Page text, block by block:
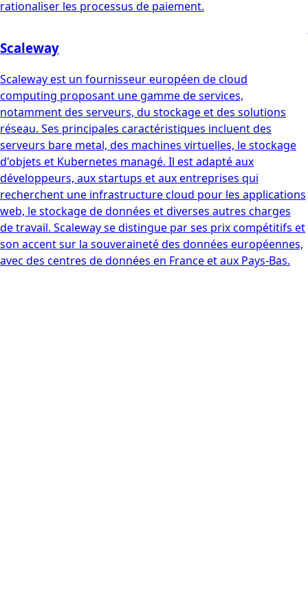
rationaliser les processus de paiement.
Scaleway
Scaleway est un fournisseur européen de cloud
computing proposant une gamme de services,
notamment des serveurs, du stockage et des solutions
réseau. Ses principales caractéristiques incluent des
serveurs bare metal, des machines virtuelles, le stockage
d'objets et Kubernetes managé. Il est adapté aux
développeurs, aux startups et aux entreprises qui
recherchent une infrastructure cloud pour les applications
web, le stockage de données et diverses autres charges
de travail. Scaleway se distingue par ses prix compétitifs et
son accent sur la souveraineté des données européennes,
avec des centres de données en France et aux Pays-Bas.